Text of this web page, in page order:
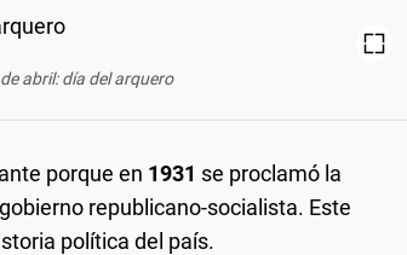
abril: día del arquero
porque en 1931 se proclamó la
republicano-socialista. Este
política del país.